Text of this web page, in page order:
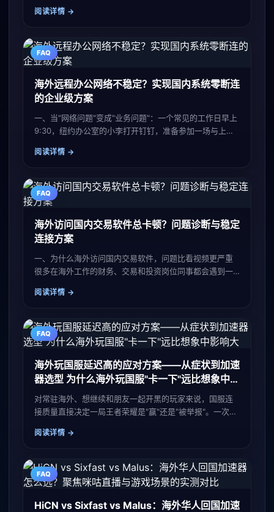
——CBA 季后赛
阅读详情
FAQ
海外远程办公网络不稳定？实现国内系统零断连
的企业级方案
一、当"网络问题"变成"业务问题"：一个常见的工作日早上
9:30，纽约办公室的小李打开钉钉，准备参加一场与上海
对方的
阅读详情
FAQ
海外访问国内交易软件总卡顿？问题诊断与稳定
连接方案
一、为什么海外访问国内交易软件，问题比看视频更严重
很多在海外工作的财务、交易和投资岗位同事都会遇到一
件基本顺畅，但一打开交
阅读详情
FAQ
海外玩国服延迟高的应对方案——从症状到加速
器选型 为什么海外玩国服"卡一下"远比想象中影
响大
对常驻海外、想继续和朋友一起开黑的玩家来说，国服连
接质量直接决定一局王者荣耀是"赢"还是"被举报"。一次团
让联机队友白等三
阅读详情
FAQ
HiCN vs Sixfast vs Malus：海外华人回国加速